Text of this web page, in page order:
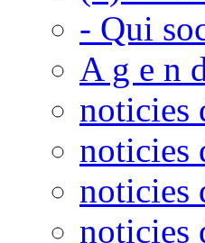
- Qui
A g e n
noticies
noticies
noticies
noticies